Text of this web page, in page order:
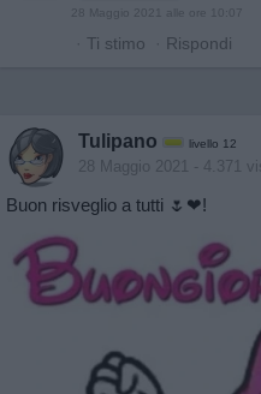
28 Maggio 2021 alle ore 10:07
· Ti stimo · Rispondi
Tulipano livello 12
28 Maggio 2021 - 4.371
Buon risveglio a tutti 🌷❤!